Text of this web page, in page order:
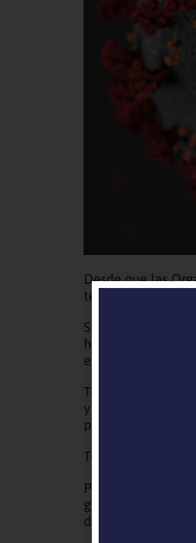
Desde que las
tendrá el COV19
Sin duda, la
haremos a futuro.
excepcional ir a la
También en la
y comprometidas
presencial?
Todas estas son
Pero en los
guardados. No
desafíos nos